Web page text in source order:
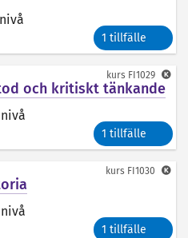
1 tillfälle
och kritiskt tänkande
1 tillfälle
kurs FI1029
1 tillfälle
kurs FI1030